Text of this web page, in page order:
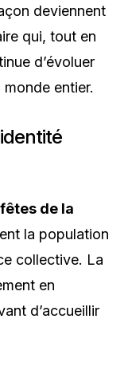
deviennent
qui, tout en
d’évoluer
entier.
fêtes de la
la population
collective. La
en
d’accueillir